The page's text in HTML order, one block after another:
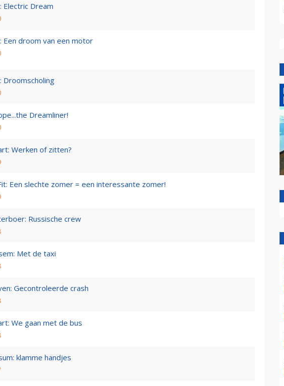
Electric Dream
Een droom van een motor
Droomscholing
Dreamliner!
Werken of zitten?
Een slechte zomer = een interessante zomer!
Russische crew
Met de taxi
Gecontroleerde crash
We gaan met de bus
klamme handjes